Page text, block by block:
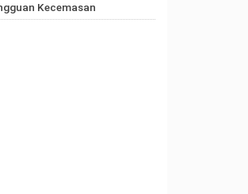
Kecemasan